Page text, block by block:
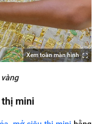
Xem toàn màn hình
mini